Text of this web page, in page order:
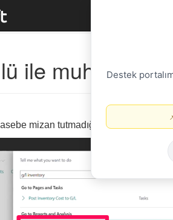
ile muhasebe
mizan tutmadığı durumlarda ,
Destek